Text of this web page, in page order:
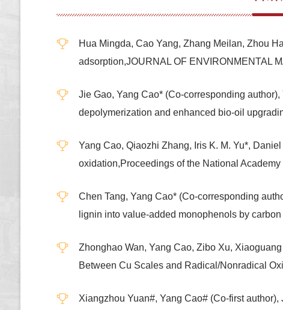
Hua Mingda, Cao Yang, Zhang Meilan, Zhou
adsorption,JOURNAL OF ENVIRONMENTAL
Jie Gao, Yang Cao* (Co-corresponding
depolymerization and enhanced bio-oil
Yang Cao, Qiaozhi Zhang, Iris K. M. Yu*,
oxidation,Proceedings of the National
Chen Tang, Yang Cao* (Co-corresponding
lignin into value-added monophenols by
Zhonghao Wan, Yang Cao, Zibo Xu,
Between Cu Scales and Radical/Nonradical
Xiangzhou Yuan#, Yang Cao# (Co-first